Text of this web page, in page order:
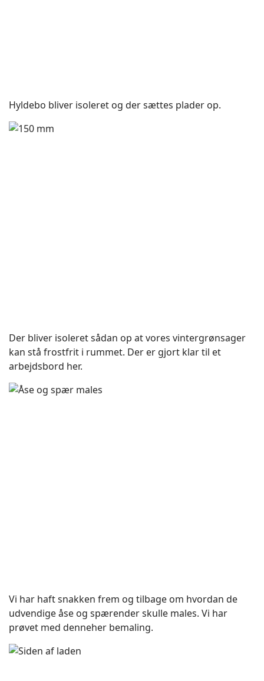
Hyldebo bliver isoleret og der sættes plader op.
Der bliver isoleret sådan op at vores vintergrønsager
kan stå frostfrit i rummet. Der er gjort klar til et
arbejdsbord her.
Vi har haft snakken frem og tilbage om hvordan de
udvendige åse og spærender skulle males. Vi har
prøvet med denneher bemaling.